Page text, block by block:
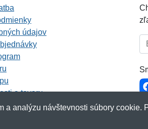
údajov
a tovaru
analýzu návštevnosti súbory cookie.